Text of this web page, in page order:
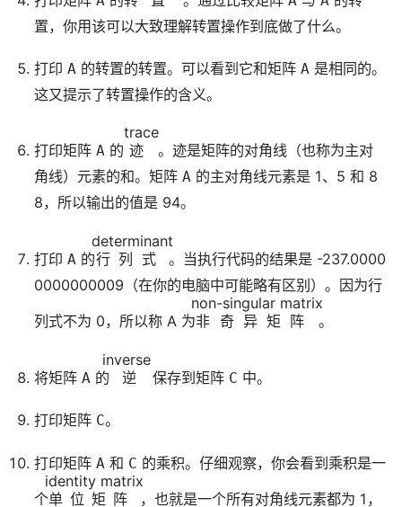
置，你用该可以大致理解转置操作到底做了什么。
打印A 的转置的转置。可以看到它和矩阵A 是相同的。
这又提示了转置操作的含义。
打印矩阵A 的 迹
trace
。迹是矩阵的对角线（也称为主对
角线）元素的和。矩阵A 的主对角线元素是 1、5 和 8
8，所以输出的值是 94。
打印A 的行列式
determinant
。当执行代码的结果是 -237.0000
0000000009（在你的电脑中可能略有区别）。因为行
列式不为 0，所以称 A 为非奇异矩阵
non-singular matrix
。
将矩阵A 的 逆
inverse
保存到矩阵 C 中。
打印矩阵 C。
打印矩阵A 和 C 的乘积。仔细观察，你会看到乘积是一
个单位矩阵
identity matrix
，也就是一个所有对角线元素都为 1，